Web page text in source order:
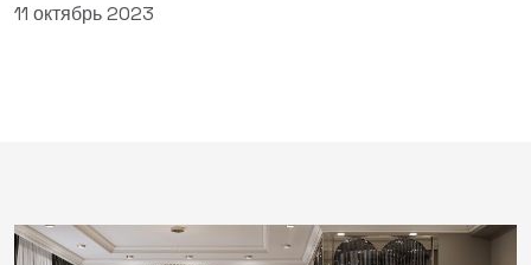
11 октябрь 2023